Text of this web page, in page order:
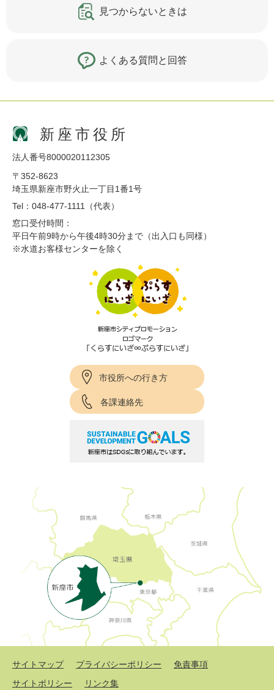
見つからないときは
よくある質問と回答
新座市役所
法人番号8000020112305
〒352-8623
埼玉県新座市野火止一丁目1番1号
Tel：048-477-1111（代表）
窓口受付時間：
平日午前9時から午後4時30分まで（出入口も同様）
※水道お客様センターを除く
市役所への行き方
各課連絡先
サイトマップ プライバシーポリシー
免責事項
サイトポリシー
リンク集